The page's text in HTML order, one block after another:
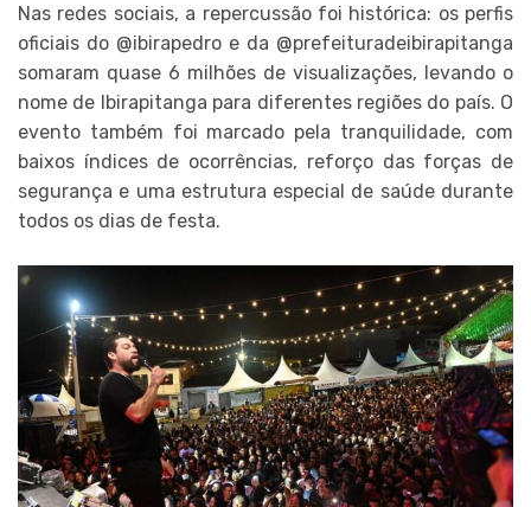
Nas redes sociais, a repercussão foi histórica: os perfis
oficiais do @ibirapedro e da @prefeituradeibirapitanga
somaram quase 6 milhões de visualizações, levando o
nome de Ibirapitanga para diferentes regiões do país. O
evento também foi marcado pela tranquilidade, com
baixos índices de ocorrências, reforço das forças de
segurança e uma estrutura especial de saúde durante
todos os dias de festa.